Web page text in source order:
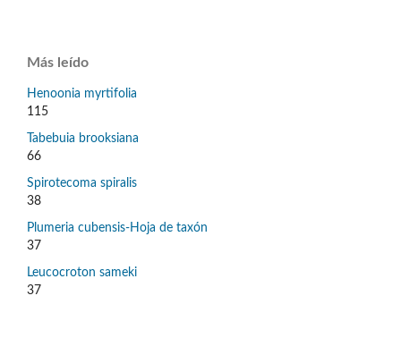
Más leído
Henoonia myrtifolia
115
Tabebuia brooksiana
66
Spirotecoma spiralis
38
Plumeria cubensis-Hoja de taxón
37
Leucocroton sameki
37